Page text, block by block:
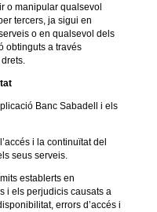
o manipular qualsevol
tercers, ja sigui en
o en qualsevol dels
obtinguts a través
Banc Sabadell i els
i la continuïtat del
seus serveis.
establerts en
i els perjudicis causats a
errors d’accés i